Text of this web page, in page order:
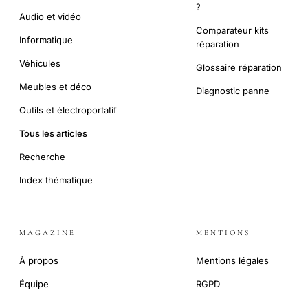
Audio et vidéo
Informatique
Véhicules
Meubles et déco
Outils et électroportatif
Tous les articles
Recherche
Index thématique
?
Comparateur kits
réparation
Glossaire réparation
Diagnostic panne
MAGAZINE
À propos
Équipe
MENTIONS
Mentions légales
RGPD